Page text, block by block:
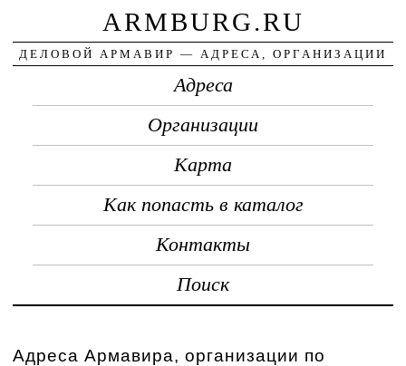
ARMBURG.RU
ДЕЛОВОЙ АРМАВИР — АДРЕСА, ОРГАНИЗАЦИИ
Адреса
Организации
Карта
Как попасть в каталог
Контакты
Поиск
Адреса Армавира, организации по